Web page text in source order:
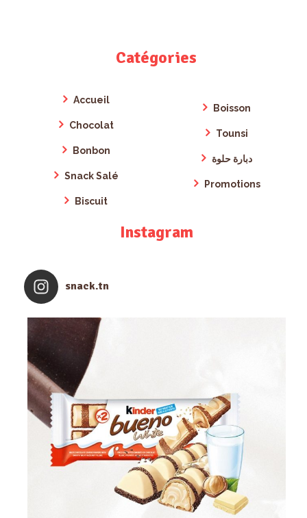
Catégories
Accueil
Chocolat
Bonbon
Snack Salé
Biscuit
Boisson
Tounsi
دبارة حلوة
Promotions
Instagram
snack.tn